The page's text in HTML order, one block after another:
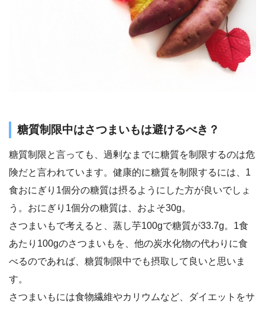
糖質制限中はさつまいもは避けるべき？
糖質制限と言っても、過剰なまでに糖質を制限するのは危
険だと言われています。健康的に糖質を制限するには、1
食おにぎり1個分の糖質は摂るようにした方が良いでしょ
う。おにぎり1個分の糖質は、およそ30g。
さつまいもで考えると、蒸し芋100gで糖質が33.7g。1食
あたり100gのさつまいもを、他の炭水化物の代わりに食
べるのであれば、糖質制限中でも摂取して良いと思いま
す。
さつまいもには食物繊維やカリウムなど、ダイエットをサ